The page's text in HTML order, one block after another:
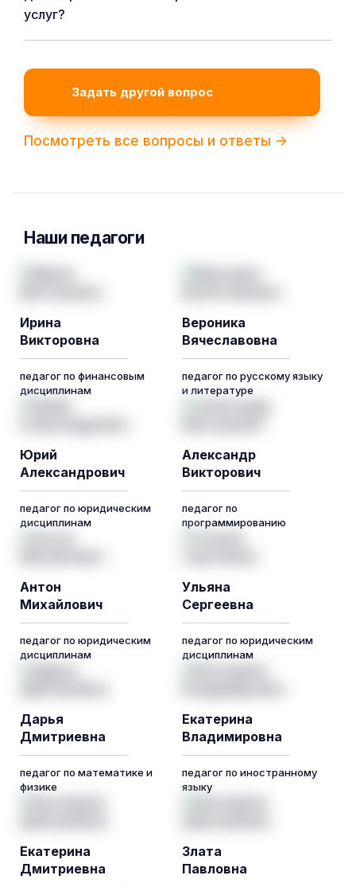
услуг?
Задать другой вопрос
Посмотреть все вопросы и ответы ->
Наши педагоги
Ирина
Викторовна
педагог по финансовым
дисциплинам
Вероника
Вячеславовна
педагог по русскому языку
и литературе
Юрий
Александрович
педагог по юридическим
дисциплинам
Александр
Викторович
педагог по
программированию
Антон
Михайлович
педагог по юридическим
дисциплинам
Ульяна
Сергеевна
педагог по юридическим
дисциплинам
Дарья
Дмитриевна
педагог по математике и
физике
Екатерина
Владимировна
педагог по иностранному
языку
Екатерина
Дмитриевна
Злата
Павловна